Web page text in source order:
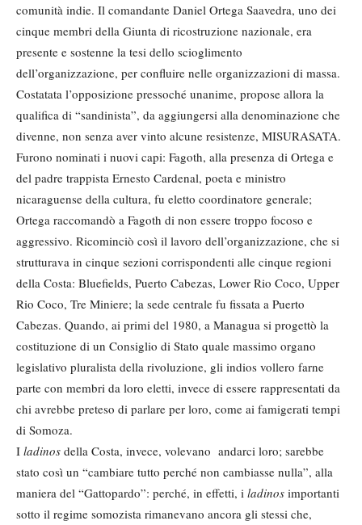
comunità indie. Il comandante Daniel Ortega Saavedra, uno dei
cinque membri della Giunta di ricostruzione nazionale, era
presente e sostenne la tesi dello scioglimento
dell’organizzazione, per confluire nelle organizzazioni di massa.
Costatata l’opposizione pressoché unanime, propose allora la
qualifica di “sandinista”, da aggiungersi alla denominazione che
divenne, non senza aver vinto alcune resistenze, MISURASATA.
Furono nominati i nuovi capi: Fagoth, alla presenza di Ortega e
del padre trappista Ernesto Cardenal, poeta e ministro
nicaraguense della cultura, fu eletto coordinatore generale;
Ortega raccomandò a Fagoth di non essere troppo focoso e
aggressivo. Ricominciò così il lavoro dell’organizzazione, che si
strutturava in cinque sezioni corrispondenti alle cinque regioni
della Costa: Bluefields, Puerto Cabezas, Lower Rio Coco, Upper
Rio Coco, Tre Miniere; la sede centrale fu fissata a Puerto
Cabezas. Quando, ai primi del 1980, a Managua si progettò la
costituzione di un Consiglio di Stato quale massimo organo
legislativo pluralista della rivoluzione, gli indios vollero farne
parte con membri da loro eletti, invece di essere rappresentati da
chi avrebbe preteso di parlare per loro, come ai famigerati tempi
di Somoza.
I ladinos della Costa, invece, volevano andarci loro; sarebbe
stato così un “cambiare tutto perché non cambiasse nulla”, alla
maniera del “Gattopardo”: perché, in effetti, i ladinos importanti
sotto il regime somozista rimanevano ancora gli stessi che,